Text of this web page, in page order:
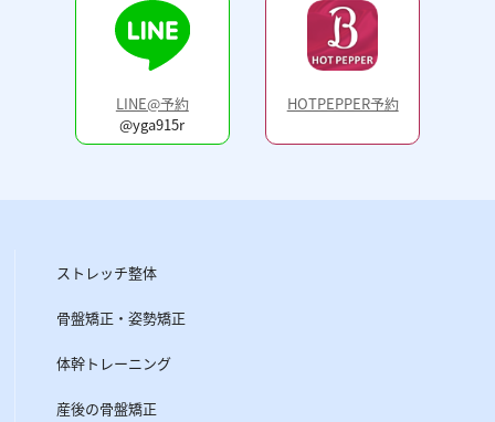
LINE@予約
@yga915r
HOTPEPPER予約
ストレッチ整体
骨盤矯正・姿勢矯正
体幹トレーニング
産後の骨盤矯正